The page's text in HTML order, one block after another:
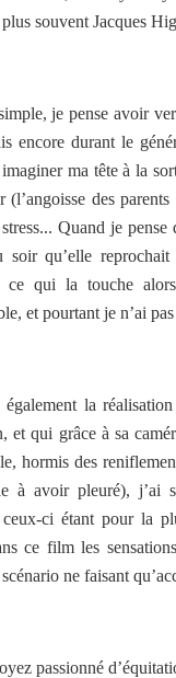
souvent Jacques
je pense avoir
encore durant le
ma tête à la
(l’angoisse des
Quand je
soir qu’elle
ce qui la touche
et pourtant je n’ai
également la
et qui grâce à sa
hormis des
à avoir pleuré), j’ai
ceux-ci étant pour la
ce film les
ne faisant
passionné